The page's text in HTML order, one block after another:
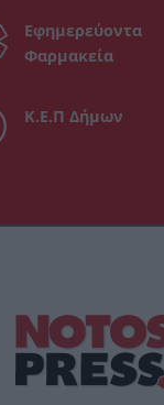
Εφημερεύοντα
Φαρμακεία
Κ.Ε.Π Δήμων